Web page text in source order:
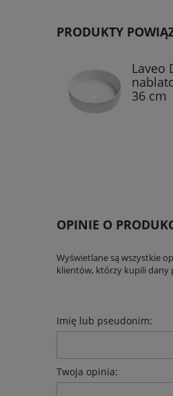
PRODUKTY
Laveo
36 cm
OPINIE O
Wyświetlane są wszystkie
klientów, którzy kupili dany
Imię lub pseudonim:
Twoja opinia: